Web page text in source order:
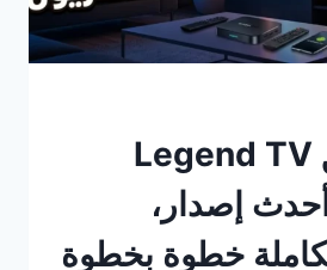
حمّل تطبيق Legend TV
أحدث إصدار،
خطوة بخطوة